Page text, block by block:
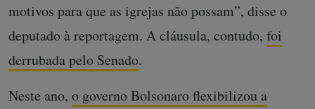
motivos para que as igrejas não possam”, disse o
deputado à reportagem. A cláusula, contudo, foi
derrubada pelo Senado.
Neste ano, o governo Bolsonaro flexibilizou a